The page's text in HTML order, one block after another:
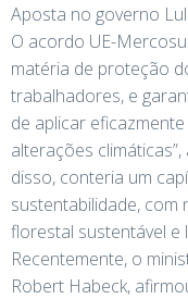
Aposta no governo
O acordo UE-
matéria de proteção
trabalhadores, e
de aplicar
alterações
disso, conteria um
sustentabilidade, com
florestal sustentável e
Recentemente, o
Robert Habeck,